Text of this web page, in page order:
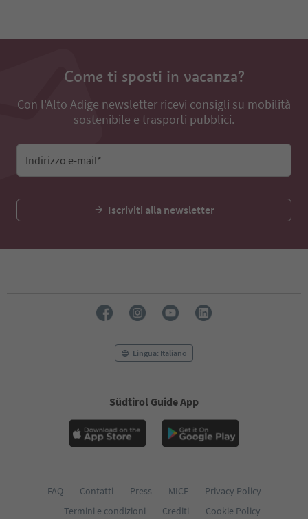
Come ti sposti in vacanza?
Con l'Alto Adige newsletter ricevi consigli su mobilità
sostenibile e trasporti pubblici.
Indirizzo e-mail*
Iscriviti alla newsletter
Lingua: Italiano
Südtirol Guide App
FAQ Contatti Press MICE
Privacy Policy
Termini e condizioni
Crediti
Cookie Policy